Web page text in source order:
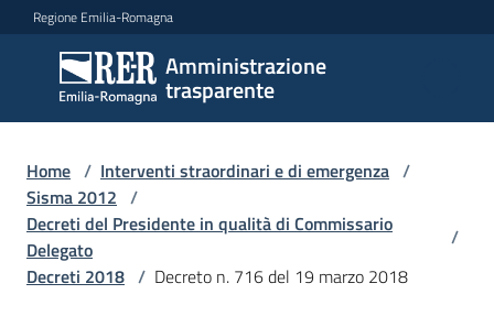
Vai al contenuto
Vai alla navigazione
Vai al footer
Regione Emilia-Romagna
Amministrazione
trasparente
Amministrazione
trasparente
Sottosezioni
Accesso
Home / Interventi straordinari e di emergenza /
Sisma 2012 /
Decreti del Presidente in qualità di Commissario
Delegato
/
Decreti 2018 / Decreto n. 716 del 19 marzo 2018